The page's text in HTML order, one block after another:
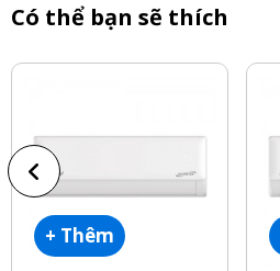
Có thể bạn sẽ thích
+ Thêm